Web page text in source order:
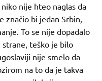
nije hteo naglas da
značio bi jedan Srbin,
To se nije dopadalo
teško je bilo
nije smelo da
na to da je takva